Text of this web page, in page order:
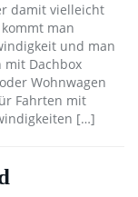
damit vielleicht
man
und man
mit Dachbox
Wohnwagen
Fahrten mit
[…]